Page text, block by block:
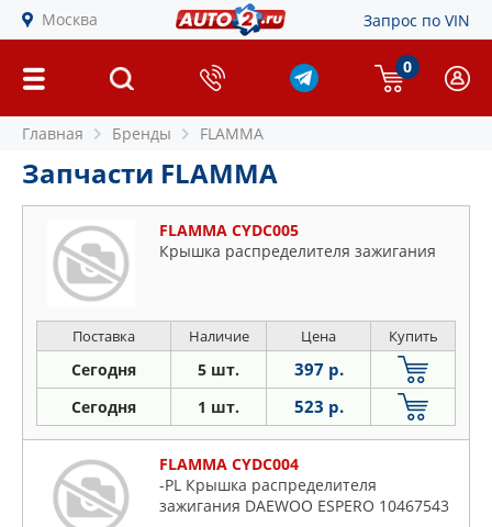
Москва Запрос по VIN
0
Главная Бренды FLAMMA
Запчасти FLAMMA
FLAMMA CYDC005
Крышка распределителя зажигания
Поставка Наличие Цена Купить
Сегодня 5 шт. 397 р.
Сегодня 1 шт. 523 р.
FLAMMA CYDC004
-PL Крышка распределителя
зажигания DAEWOO ESPERO 10467543